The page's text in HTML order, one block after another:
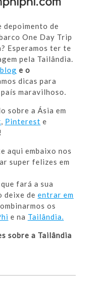
depoimento de
One Day Trip
Esperamos ter te
pela Tailândia.
blog e o
dicas para
maravilhoso.
sobre a Ásia em
, Pinterest e
aqui embaixo nos
super felizes em
fará a sua
deixe de entrar em
os
e na Tailândia.
sobre a Tailândia